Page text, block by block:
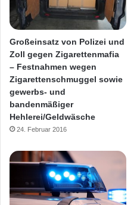
Großeinsatz von Polizei und
Zoll gegen Zigarettenmafia
– Festnahmen wegen
Zigarettenschmuggel sowie
gewerbs- und
bandenmäßiger
Hehlerei/Geldwäsche
24. Februar 2016